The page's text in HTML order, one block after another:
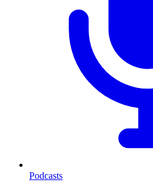
Podcasts